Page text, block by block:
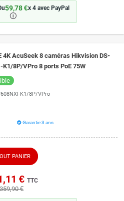
se font en texte libre,
sa recherche
s’appuie sur l’IA pour
et la description textuelle
59,78 €x 4 avec PayPal
🛈
4K AcuSeek 8 caméras Hikvision DS-
K1/8P/VPro 8 ports PoE 75W
K1/8P/VPro
Garantie 3 ans
PANIER
€ TTC
€